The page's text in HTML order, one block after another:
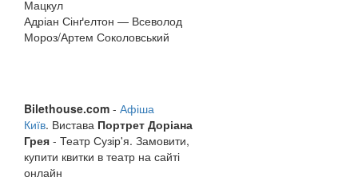
Мацкул
Адріан Сінґелтон — Всеволод
Мороз/Артем Соколовський
Bilethouse.com - Афіша
Київ. Вистава Портрет Доріана
Грея - Театр Сузір'я. Замовити,
купити квитки в театр на сайті
онлайн